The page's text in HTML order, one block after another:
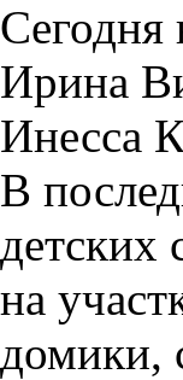
Сегодня
Ирина
Инесса
В
детских
на
домики,